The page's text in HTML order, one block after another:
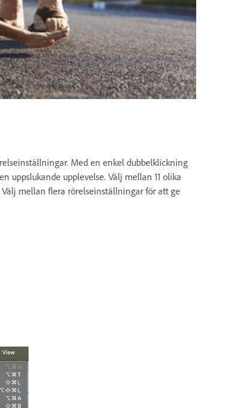
Med en enkel dubbelklickning
uppslukande upplevelse. Välj mellan 11 olika
mellan flera rörelseinställningar för att ge